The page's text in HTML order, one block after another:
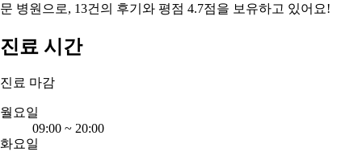
문 병원으로, 13건의 후기와 평점 4.7점을 보유하고 있어요!
진료 시간
진료 마감
월요일
09:00 ~ 20:00
화요일